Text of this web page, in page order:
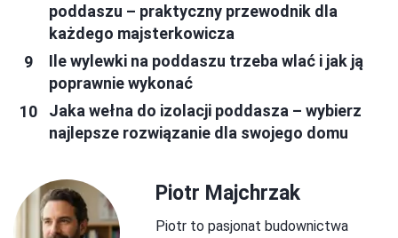
poddaszu – praktyczny przewodnik dla
każdego majsterkowicza
Ile wylewki na poddaszu trzeba wlać i jak ją
poprawnie wykonać
Jaka wełna do izolacji poddasza – wybierz
najlepsze rozwiązanie dla swojego domu
Piotr Majchrzak
Piotr to pasjonat budownictwa